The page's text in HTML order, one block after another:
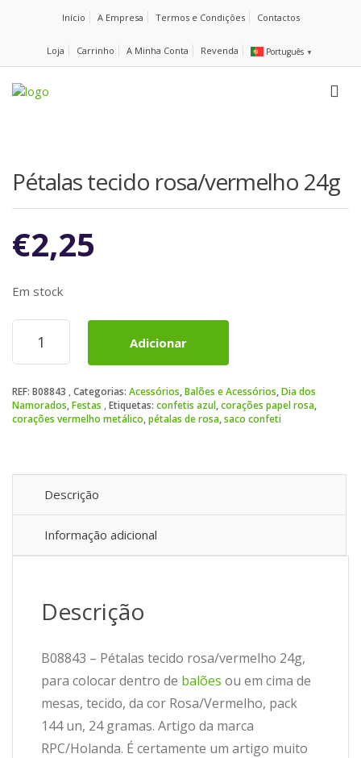
Início A Empresa Termos e Condições Contactos
Loja Carrinho A Minha Conta Revenda Português ▼
Pétalas tecido rosa/vermelho 24g
€2,25
Em stock
Quantidade
Pétalas
rosa/vermelho
24g
Adicionar
REF: B08843 Categorias: Acessórios,Balões e Acessórios,Dia dos
Namorados,Festas Etiquetas: confetis azul,corações papel rosa,
corações vermelho metálico,pétalas de rosa,saco confeti
Descrição
Informação adicional
Descrição
B08843 – Pétalas tecido rosa/vermelho 24g,
para colocar dentro de balões ou em cima de
mesas, tecido, da cor Rosa/Vermelho, pack
144 un, 24 gramas. Artigo da marca
RPC/Holanda. É certamente um artigo muito